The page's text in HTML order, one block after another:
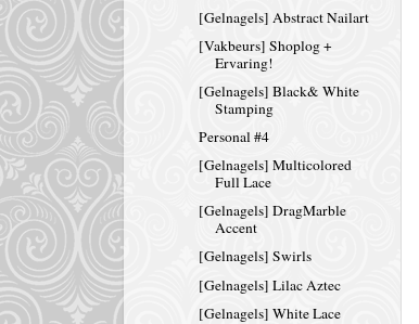
[Gelnagels] Abstract Nailart
[Vakbeurs] Shoplog +
Ervaring!
[Gelnagels] Black& White
Stamping
Personal #4
[Gelnagels] Multicolored
Full Lace
[Gelnagels] DragMarble
Accent
[Gelnagels] Swirls
[Gelnagels] Lilac Aztec
[Gelnagels] White Lace